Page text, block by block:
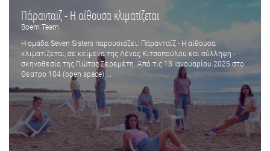
Πάρανταϊζ - Η αίθουσα κλιματίζεται
Boem Team
Η ομάδα Seven Sisters παρουσιάζει: Πάρανταϊζ - Η αίθουσα
κλιματίζεται, σε κείμενα της Λένας Κιτσοπούλου και σύλληψη -
σκηνοθεσία της Γιώτας Σερεμέτη. Από τις 13 Ιανουαρίου 2025 στο
Θέατρο 104 (open space) ...